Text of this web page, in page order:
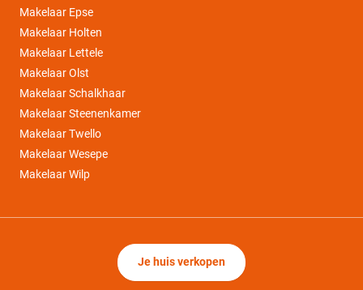
Makelaar Epse
Makelaar Holten
Makelaar Lettele
Makelaar Olst
Makelaar Schalkhaar
Makelaar Steenenkamer
Makelaar Twello
Makelaar Wesepe
Makelaar Wilp
Je huis verkopen